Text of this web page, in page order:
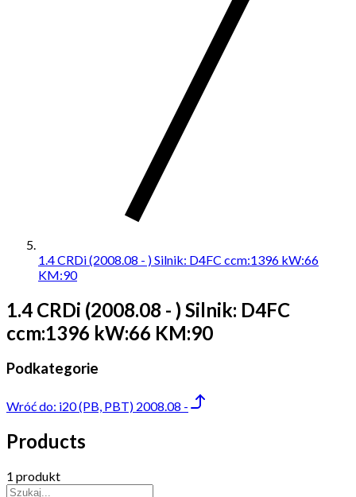
1.4 CRDi (2008.08 - ) Silnik: D4FC ccm:1396 kW:66
KM:90
1.4 CRDi (2008.08 - ) Silnik: D4FC
ccm:1396 kW:66 KM:90
Podkategorie
Wróć do: i20 (PB, PBT) 2008.08 -
Products
1 produkt